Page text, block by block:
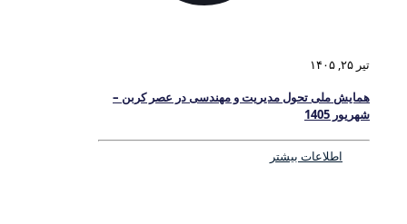
تیر ۲۵, ۱۴۰۵
همایش ملی تحول مدیریت و مهندسی در عصر کربن –
شهریور 1405
اطلاعات بیشتر